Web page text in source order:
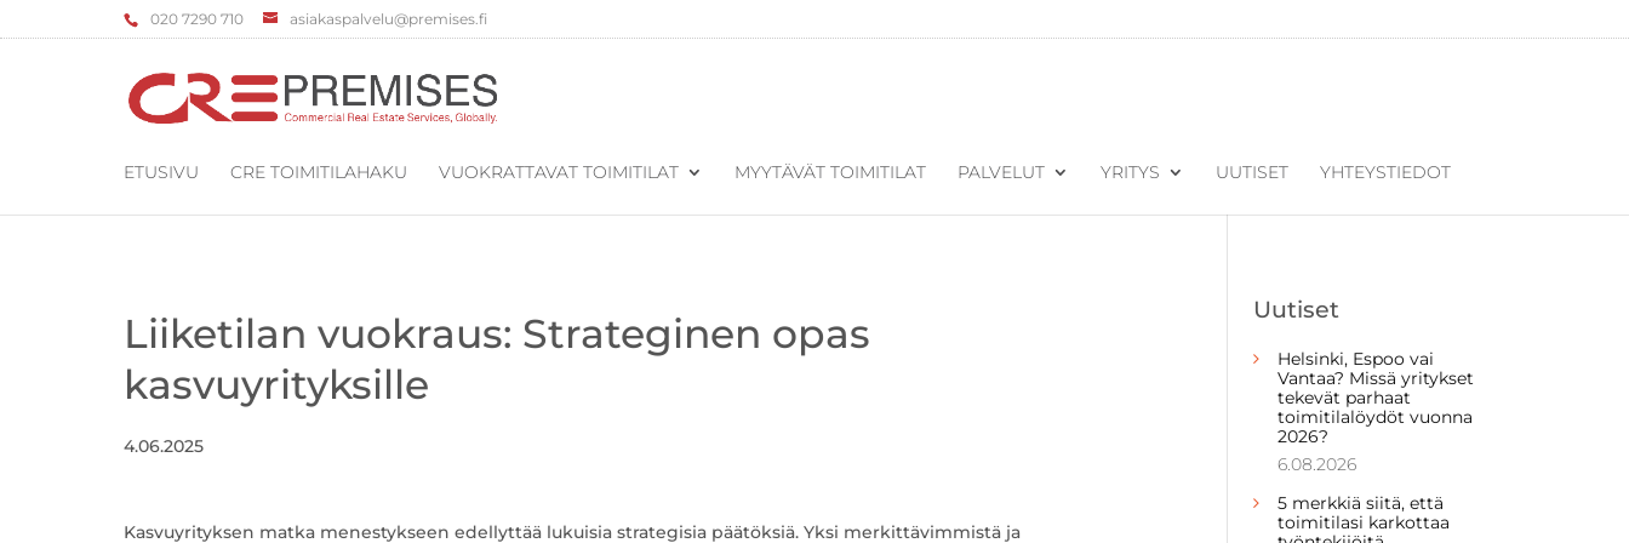
‌020 7290 710 asiakaspalvelu@premises.fi
ETUSIVU CRE TOIMITILAHAKU VUOKRATTAVAT TOIMITILAT MYYTÄVÄT TOIMITILAT PALVELUT YRITYS UUTISET YHTEYSTIEDOT
Liiketilan vuokraus: Strateginen opas
kasvuyrityksille
4.06.2025
Kasvuyrityksen matka menestykseen edellyttää lukuisia strategisia päätöksiä. Yksi merkittävimmistä ja
Uutiset
Helsinki, Espoo vai
Vantaa? Missä yritykset
tekevät parhaat
toimitilalöydöt vuonna
2026?
6.08.2026
5 merkkiä siitä, että
toimitilasi karkottaa